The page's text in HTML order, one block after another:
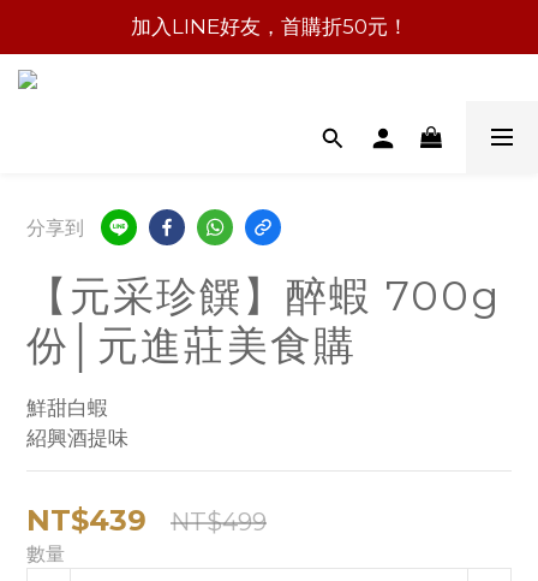
加入LINE好友，首購折50元！
分享到
【元采珍饌】醉蝦 700g
份│元進莊美食購
鮮甜白蝦
紹興酒提味
NT$439 NT$499
數量